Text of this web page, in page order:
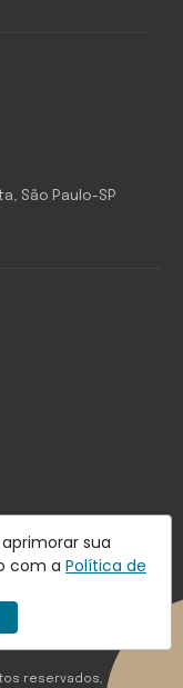
sua
com a Política de
São Paulo-SP
reservados,